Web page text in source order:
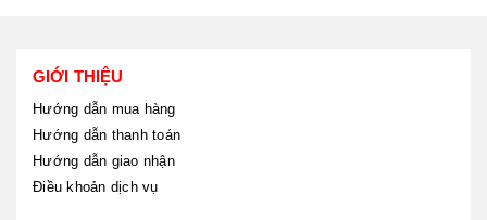
GIỚI THIỆU
Hướng dẫn mua hàng
Hướng dẫn thanh toán
Hướng dẫn giao nhận
Điều khoản dịch vụ